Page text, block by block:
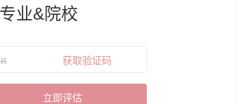
业&院校
获取验证码
立即评估